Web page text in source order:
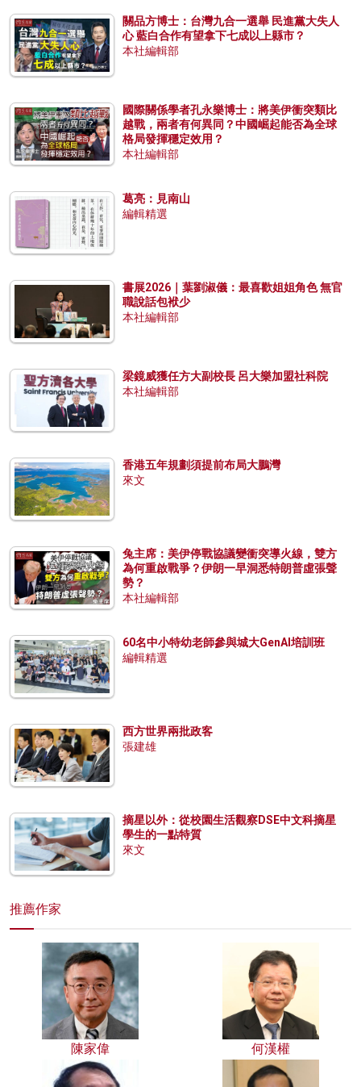
關品方博士：台灣九合一選舉 民進黨大失人
心 藍白合作有望拿下七成以上縣市？
本社編輯部
國際關係學者孔永樂博士：將美伊衝突類比
越戰，兩者有何異同？中國崛起能否為全球
格局發揮穩定效用？
本社編輯部
葛亮：見南山
編輯精選
書展2026｜葉劉淑儀：最喜歡姐姐角色 無官
職說話包袱少
本社編輯部
梁鏡威獲任方大副校長 呂大樂加盟社科院
本社編輯部
香港五年規劃須提前布局大鵬灣
來文
兔主席：美伊停戰協議變衝突導火線，雙方
為何重啟戰爭？伊朗一早洞悉特朗普虛張聲
勢？
本社編輯部
60名中小特幼老師參與城大GenAI培訓班
編輯精選
西方世界兩批政客
張建雄
摘星以外：從校園生活觀察DSE中文科摘星
學生的一點特質
來文
推薦作家
陳家偉 何漢權